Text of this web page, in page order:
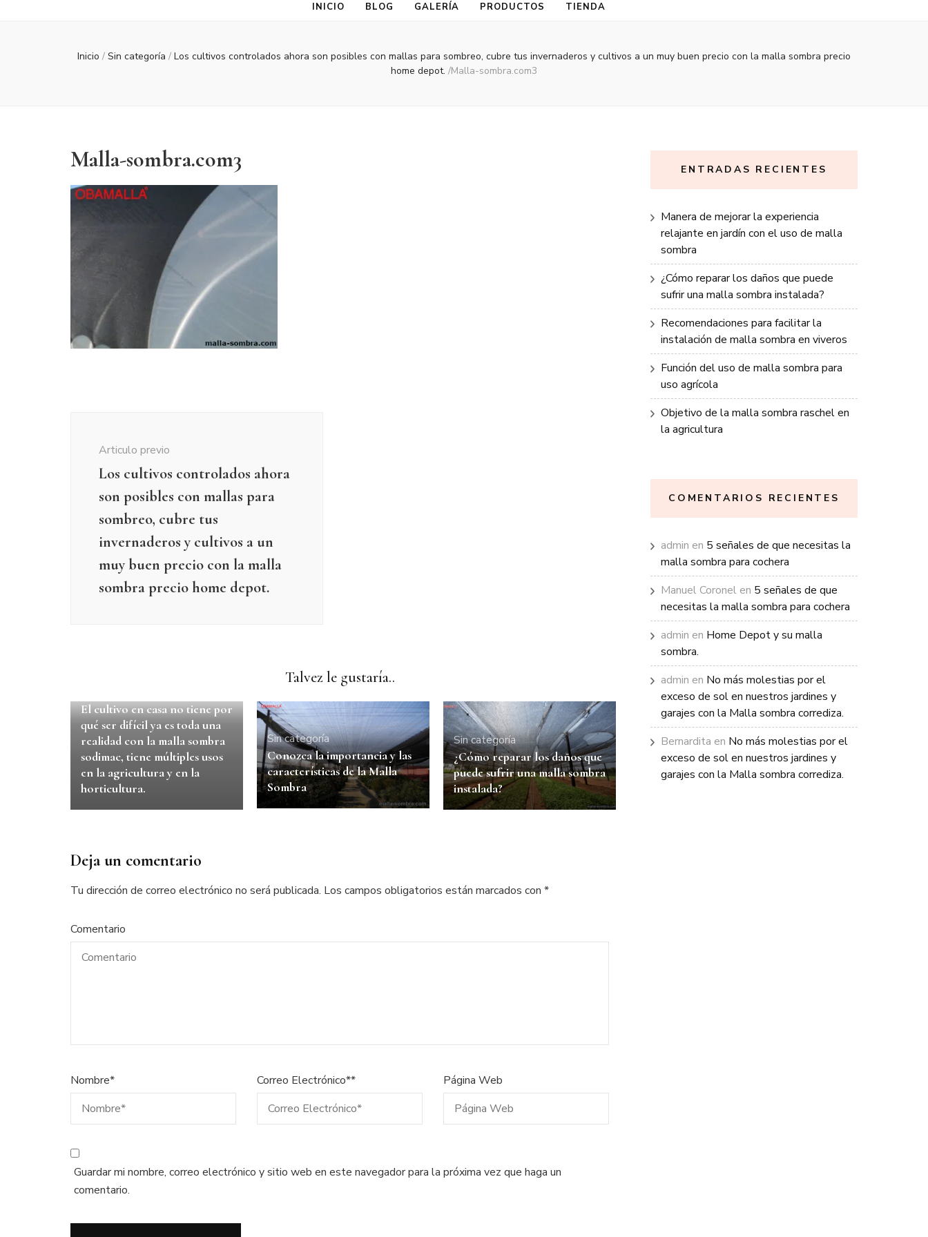
INICIO BLOG GALERÍA PRODUCTOS TIENDA
Inicio / Sin categoría / Los cultivos controlados ahora son posibles con mallas para sombreo, cubre tus invernaderos y cultivos a un muy buen precio con la malla sombra precio
home depot. /Malla-sombra.com3
Malla-sombra.com3
publicación
Articulo previo
Los cultivos controlados ahora
son posibles con mallas para
sombreo, cubre tus
invernaderos y cultivos a un
muy buen precio con la malla
sombra precio home depot.
Talvez le gustaría..
El cultivo en casa no tiene por
qué ser difícil ya es toda una
realidad con la malla sombra
sodimac, tiene múltiples usos
en la agricultura y en la
horticultura.
Sin categoría
Conozca la importancia y las
características de la Malla
Sombra
Sin categoría
¿Cómo reparar los daños que
puede sufrir una malla sombra
instalada?
Deja un comentario
Tu dirección de correo electrónico no será publicada. Los campos obligatorios están marcados con *
Comentario
Nombre* Correo Electrónico** Página Web
Guardar mi nombre, correo electrónico y sitio web en este navegador para la próxima vez que haga un
comentario.
ENTRADAS RECIENTES
Manera de mejorar la experiencia
relajante en jardín con el uso de malla
sombra
¿Cómo reparar los daños que puede
sufrir una malla sombra instalada?
Recomendaciones para facilitar la
instalación de malla sombra en viveros
Función del uso de malla sombra para
uso agrícola
Objetivo de la malla sombra raschel en
la agricultura
COMENTARIOS RECIENTES
admin en 5 señales de que necesitas la
malla sombra para cochera
Manuel Coronel en 5 señales de que
necesitas la malla sombra para cochera
admin en Home Depot y su malla
sombra.
admin en No más molestias por el
exceso de sol en nuestros jardines y
garajes con la Malla sombra corrediza.
Bernardita en No más molestias por el
exceso de sol en nuestros jardines y
garajes con la Malla sombra corrediza.